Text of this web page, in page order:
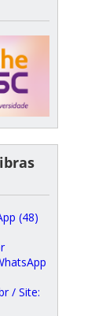
(48)
/ Site: